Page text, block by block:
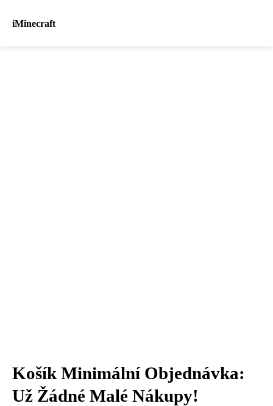
iMinecraft
Košík Minimální Objednávka:
Už Žádné Malé Nákupy!